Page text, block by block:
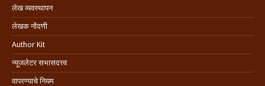
लेख व्यवस्थापन
लेखक नोंदणी
Author Kit
न्यूजलेटर सभासदत्त्व
वापरण्याचे नियम